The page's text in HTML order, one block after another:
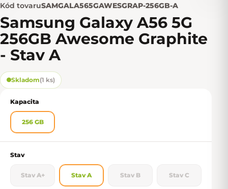
Kód tovaruSAMGALA565GAWESGRAP-256GB-A
Samsung Galaxy A56 5G
256GB Awesome Graphite
- Stav A
Skladom(1 ks)
Kapacita
256 GB
Stav
Stav A+ Stav A Stav B Stav C